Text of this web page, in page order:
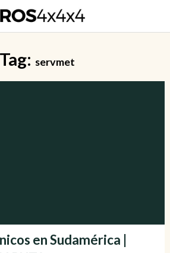
Tag: servmet
en Sudamérica |